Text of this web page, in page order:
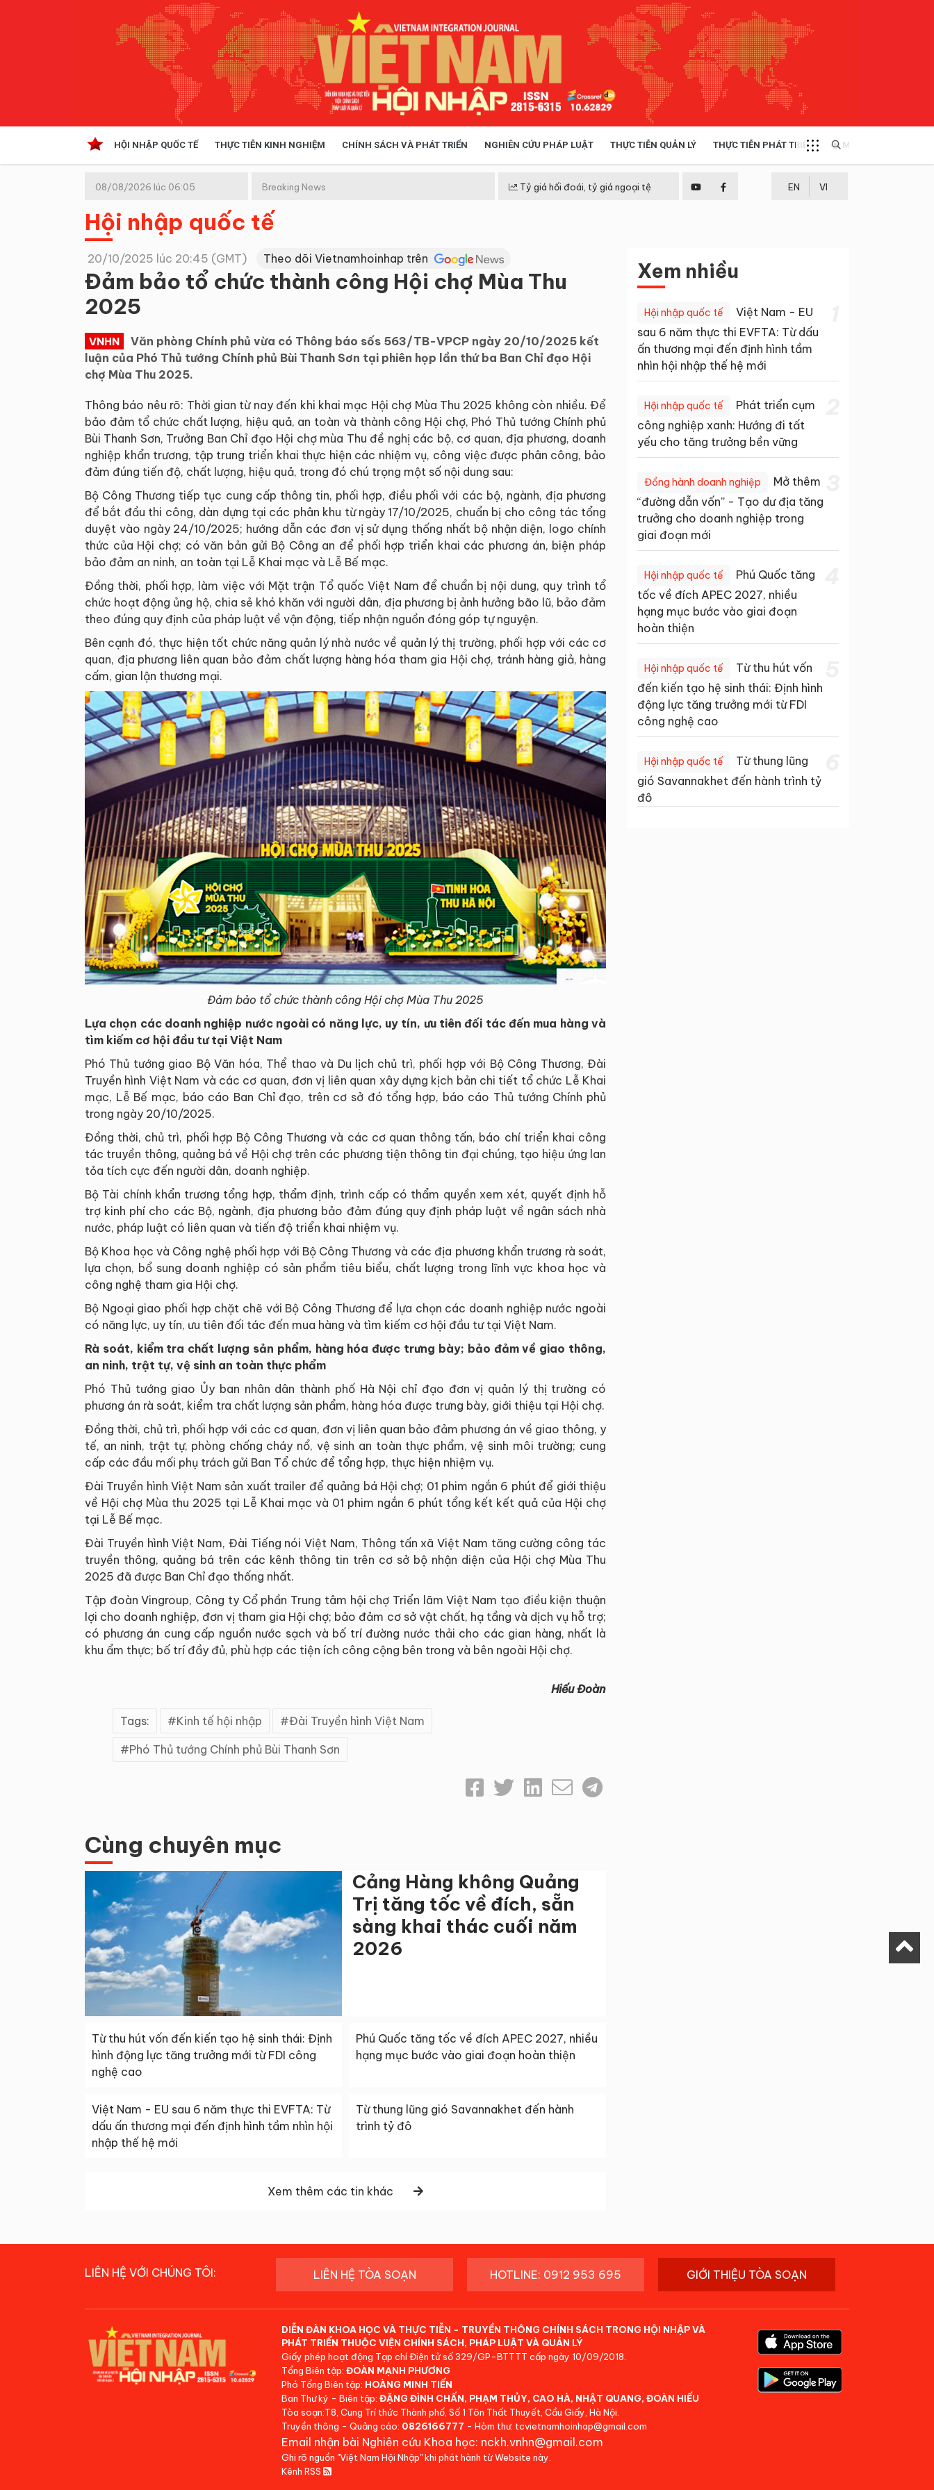
HỘI NHẬP QUỐC TẾ THỰC TIỄN KINH NGHIỆM CHÍNH SÁCH VÀ PHÁT TRIỂN NGHIÊN CỨU PHÁP LUẬT THỰC TIỄN QUẢN LÝ THỰC TIỄN PHÁT TRIỂN MULTIMEDIA
Kinh tế hội nhập
Doanh nghiệp
08/08/2026 lúc 06:05
Breaking News Tỷ giá hối đoái, tỷ giá ngoại tệ EN VI
Hội nhập quốc tế
20/10/2025 lúc 20:45 (GMT) Theo dõi Vietnamhoinhap trên
Đảm bảo tổ chức thành công Hội chợ Mùa Thu
2025
VNHN
Văn phòng Chính phủ vừa có Thông báo sốs 563/TB-VPCP ngày 20/10/2025 kết
luận của Phó Thủ tướng Chính phủ Bùi Thanh Sơn tại phiên họp lần thứ ba Ban Chỉ đạo Hội
chợ Mùa Thu 2025.
Thông báo nêu rõ: Thời gian từ nay đến khi khai mạc Hội chợ Mùa Thu 2025 không còn nhiều. Để
bảo đảm tổ chức chất lượng, hiệu quả, an toàn và thành công Hội chợ, Phó Thủ tướng Chính phủ
Bùi Thanh Sơn, Trưởng Ban Chỉ đạo Hội chợ mùa Thu đề nghị các bộ, cơ quan, địa phương, doanh
nghiệp khẩn trương, tập trung triển khai thực hiện các nhiệm vụ, công việc được phân công, bảo
đảm đúng tiến độ, chất lượng, hiệu quả, trong đó chú trọng một số nội dung sau:
Bộ Công Thương tiếp tục cung cấp thông tin, phối hợp, điều phối với các bộ, ngành, địa phương
để bắt đầu thi công, dàn dựng tại các phân khu từ ngày 17/10/2025, chuẩn bị cho công tác tổng
duyệt vào ngày 24/10/2025; hướng dẫn các đơn vị sử dụng thống nhất bộ nhận diện, logo chính
thức của Hội chợ; có văn bản gửi Bộ Công an để phối hợp triển khai các phương án, biện pháp
bảo đảm an ninh, an toàn tại Lễ Khai mạc và Lễ Bế mạc.
Đồng thời, phối hợp, làm việc với Mặt trận Tổ quốc Việt Nam để chuẩn bị nội dung, quy trình tổ
chức hoạt động ủng hộ, chia sẻ khó khăn với người dân, địa phương bị ảnh hưởng bão lũ, bảo đảm
theo đúng quy định của pháp luật về vận động, tiếp nhận nguồn đóng góp tự nguyện.
Bên cạnh đó, thực hiện tốt chức năng quản lý nhà nước về quản lý thị trường, phối hợp với các cơ
quan, địa phương liên quan bảo đảm chất lượng hàng hóa tham gia Hội chợ, tránh hàng giả, hàng
cấm, gian lận thương mại.
Đảm bảo tổ chức thành công Hội chợ Mùa Thu 2025
Lựa chọn các doanh nghiệp nước ngoài có năng lực, uy tín, ưu tiên đối tác đến mua hàng và
tìm kiếm cơ hội đầu tư tại Việt Nam
Phó Thủ tướng giao Bộ Văn hóa, Thể thao và Du lịch chủ trì, phối hợp với Bộ Công Thương, Đài
Truyền hình Việt Nam và các cơ quan, đơn vị liên quan xây dựng kịch bản chi tiết tổ chức Lễ Khai
mạc, Lễ Bế mạc, báo cáo Ban Chỉ đạo, trên cơ sở đó tổng hợp, báo cáo Thủ tướng Chính phủ
trong ngày 20/10/2025.
Đồng thời, chủ trì, phối hợp Bộ Công Thương và các cơ quan thông tấn, báo chí triển khai công
tác truyền thông, quảng bá về Hội chợ trên các phương tiện thông tin đại chúng, tạo hiệu ứng lan
tỏa tích cực đến người dân, doanh nghiệp.
Bộ Tài chính khẩn trương tổng hợp, thẩm định, trình cấp có thẩm quyền xem xét, quyết định hỗ
trợ kinh phí cho các Bộ, ngành, địa phương bảo đảm đúng quy định pháp luật về ngân sách nhà
nước, pháp luật có liên quan và tiến độ triển khai nhiệm vụ.
Bộ Khoa học và Công nghệ phối hợp với Bộ Công Thương và các địa phương khẩn trương rà soát,
lựa chọn, bổ sung doanh nghiệp có sản phẩm tiêu biểu, chất lượng trong lĩnh vực khoa học và
công nghệ tham gia Hội chợ.
Bộ Ngoại giao phối hợp chặt chẽ với Bộ Công Thương để lựa chọn các doanh nghiệp nước ngoài
có năng lực, uy tín, ưu tiên đối tác đến mua hàng và tìm kiếm cơ hội đầu tư tại Việt Nam.
Rà soát, kiểm tra chất lượng sản phẩm, hàng hóa được trưng bày; bảo đảm về giao thông,
an ninh, trật tự, vệ sinh an toàn thực phẩm
Phó Thủ tướng giao Ủy ban nhân dân thành phố Hà Nội chỉ đạo đơn vị quản lý thị trường có
phương án rà soát, kiểm tra chất lượng sản phẩm, hàng hóa được trưng bày, giới thiệu tại Hội chợ.
Đồng thời, chủ trì, phối hợp với các cơ quan, đơn vị liên quan bảo đảm phương án về giao thông, y
tế, an ninh, trật tự, phòng chống cháy nổ, vệ sinh an toàn thực phẩm, vệ sinh môi trường; cung
cấp các đầu mối phụ trách gửi Ban Tổ chức để tổng hợp, thực hiện nhiệm vụ.
Đài Truyền hình Việt Nam sản xuất trailer để quảng bá Hội chợ; 01 phim ngắn 6 phút để giới thiệu
về Hội chợ Mùa thu 2025 tại Lễ Khai mạc và 01 phim ngắn 6 phút tổng kết kết quả của Hội chợ
tại Lễ Bế mạc.
Đài Truyền hình Việt Nam, Đài Tiếng nói Việt Nam, Thông tấn xã Việt Nam tăng cường công tác
truyền thông, quảng bá trên các kênh thông tin trên cơ sở bộ nhận diện của Hội chợ Mùa Thu
2025 đã được Ban Chỉ đạo thống nhất.
Tập đoàn Vingroup, Công ty Cổ phần Trung tâm hội chợ Triển lãm Việt Nam tạo điều kiện thuận
lợi cho doanh nghiệp, đơn vị tham gia Hội chợ; bảo đảm cơ sở vật chất, hạ tầng và dịch vụ hỗ trợ;
có phương án cung cấp nguồn nước sạch và bố trí đường nước thải cho các gian hàng, nhất là
khu ẩm thực; bố trí đầy đủ, phù hợp các tiện ích công cộng bên trong và bên ngoài Hội chợ.
Hiếu Đoàn
Tags: Kinh tế hội nhập Đài Truyền hình Việt Nam
Phó Thủ tướng Chính phủ Bùi Thanh Sơn
Cùng chuyên mục
Cảng Hàng không Quảng
Trị tăng tốc về đích, sẵn
sàng khai thác cuối năm
2026
Từ thu hút vốn đến kiến tạo hệ sinh thái: Định
hình động lực tăng trưởng mới từ FDI công
nghệ cao
Phú Quốc tăng tốc về đích APEC 2027, nhiều
hạng mục bước vào giai đoạn hoàn thiện
Việt Nam - EU sau 6 năm thực thi EVFTA: Từ
dấu ấn thương mại đến định hình tầm nhìn hội
nhập thế hệ mới
Từ thung lũng gió Savannakhet đến hành
trình tỷ đô
Xem thêm các tin khác
Xem nhiều
Hội nhập quốc tế
Việt Nam - EU
sau 6 năm thực thi EVFTA: Từ dấu
ấn thương mại đến định hình tầm
nhìn hội nhập thế hệ mới
Hội nhập quốc tế
Phát triển cụm
công nghiệp xanh: Hướng đi tất
yếu cho tăng trưởng bền vững
Đồng hành doanh nghiệp
Mở thêm
“đường dẫn vốn” - Tạo dư địa tăng
trưởng cho doanh nghiệp trong
giai đoạn mới
Hội nhập quốc tế
Phú Quốc tăng
tốc về đích APEC 2027, nhiều
hạng mục bước vào giai đoạn
hoàn thiện
Hội nhập quốc tế
Từ thu hút vốn
đến kiến tạo hệ sinh thái: Định hình
động lực tăng trưởng mới từ FDI
công nghệ cao
Hội nhập quốc tế
Từ thung lũng
gió Savannakhet đến hành trình tỷ
đô
LIÊN HỆ VỚI CHÚNG TÔI: LIÊN HỆ TÒA SOẠN HOTLINE: 0912 953 695 GIỚI THIỆU TÒA SOẠN
DIỄN ĐÀN KHOA HỌC VÀ THỰC TIỄN - TRUYỀN THÔNG CHÍNH SÁCH TRONG HỘI NHẬP VÀ
PHÁT TRIỂN THUỘC VIỆN CHÍNH SÁCH, PHÁP LUẬT VÀ QUẢN LÝ
Giấy phép hoạt động Tạp chí Điện tử số 329/GP-BTTTT cấp ngày 10/09/2018.
Tổng Biên tập: ĐOÀN MẠNH PHƯƠNG
Phó Tổng Biên tập: HOÀNG MINH TIẾN
Ban Thư ký - Biên tập: ĐẶNG ĐÌNH CHẤN, PHẠM THỦY, CAO HÀ, NHẬT QUANG, ĐOÀN HIẾU
Tòa soạn:T8, Cung Trí thức Thành phố, Số 1 Tôn Thất Thuyết, Cầu Giấy, Hà Nội.
Truyền thông - Quảng cáo: 0826166777 - Hòm thư: tcvietnamhoinhap@gmail.com
Email nhận bài Nghiên cứu Khoa học: nckh.vnhn@gmail.com
Ghi rõ nguồn "Việt Nam Hội Nhập" khi phát hành từ Website này.
Kênh RSS